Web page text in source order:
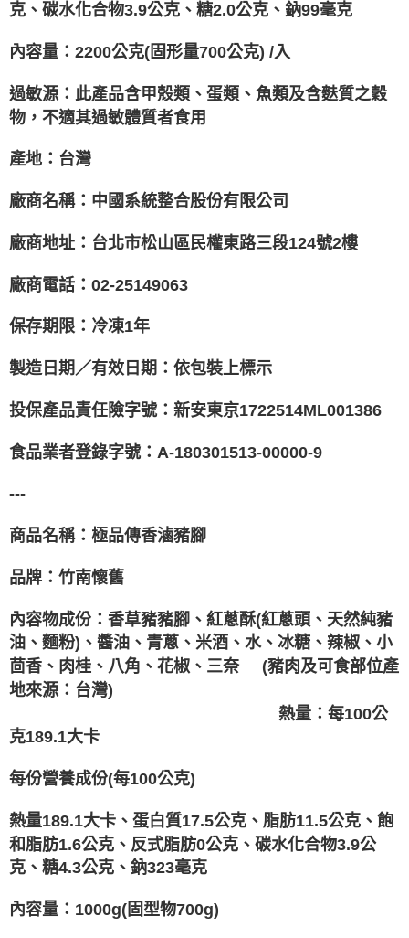
克、碳水化合物3.9公克、糖2.0公克、鈉99毫克
內容量：2200公克(固形量700公克) /入
過敏源：此產品含甲殼類、蛋類、魚類及含麩質之穀
物，不適其過敏體質者食用
產地：台灣
廠商名稱：中國系統整合股份有限公司
廠商地址：台北市松山區民權東路三段124號2樓
廠商電話：02-25149063
保存期限：冷凍1年
製造日期／有效日期：依包裝上標示
投保產品責任險字號：新安東京1722514ML001386
食品業者登錄字號：A-180301513-00000-9
---
商品名稱：極品傳香滷豬腳
品牌：竹南懷舊
內容物成份：香草豬豬腳、紅蔥酥(紅蔥頭、天然純豬
油、麵粉)、醬油、青蔥、米酒、水、冰糖、辣椒、小
茴香、肉桂、八角、花椒、三奈 (豬肉及可食部位產
地來源：台灣)
熱量：每100公
克189.1大卡
每份營養成份(每100公克)
熱量189.1大卡、蛋白質17.5公克、脂肪11.5公克、飽
和脂肪1.6公克、反式脂肪0公克、碳水化合物3.9公
克、糖4.3公克、鈉323毫克
內容量：1000g(固型物700g)